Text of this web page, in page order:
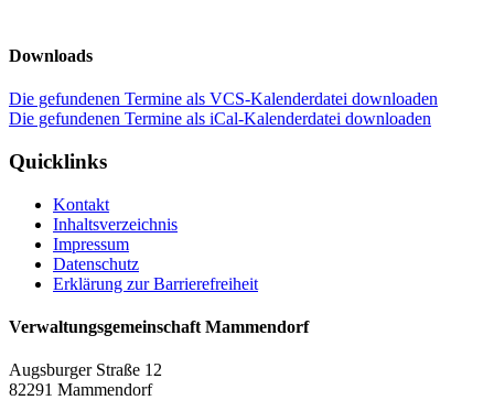
Downloads
Die gefundenen Termine als VCS-Kalenderdatei downloaden
Die gefundenen Termine als iCal-Kalenderdatei downloaden
Quicklinks
Kontakt
Inhaltsverzeichnis
Impressum
Datenschutz
Erklärung zur Barrierefreiheit
Verwaltungsgemeinschaft Mammendorf
Augsburger Straße 12
82291 Mammendorf